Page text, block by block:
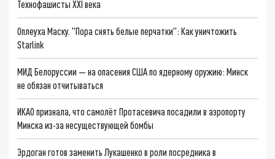
Технофашисты XXI века
Оплеуха Маску. "Пора снять белые перчатки": Как уничтожить
Starlink
МИД Белоруссии — на опасения США по ядерному оружию: Минск
не обязан отчитываться
ИКАО признала, что самолёт Протасевича посадили в аэропорту
Минска из-за несуществующей бомбы
Эрдоган готов заменить Лукашенко в роли посредника в